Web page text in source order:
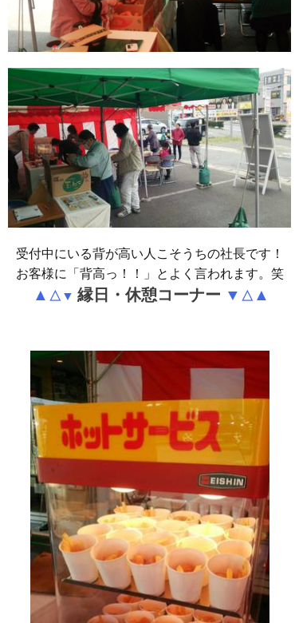
受付中にいる背が高い人こそうちの社長です！
お客様に「背高っ！！」とよく言われます。笑
▲ △ ▼ 縁日・休憩コーナー ▼ △ ▲